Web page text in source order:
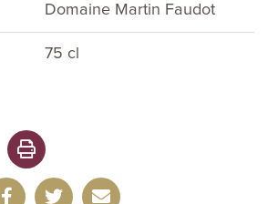
Domaine Martin Faudot
75 cl